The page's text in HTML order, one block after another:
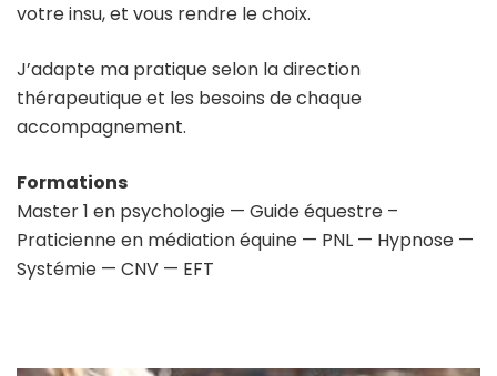
votre insu, et vous rendre le choix.
J’adapte ma pratique selon la direction
thérapeutique et les besoins de chaque
accompagnement.
Formations
Master 1 en psychologie — Guide équestre –
Praticienne en médiation équine — PNL — Hypnose —
Systémie — CNV — EFT